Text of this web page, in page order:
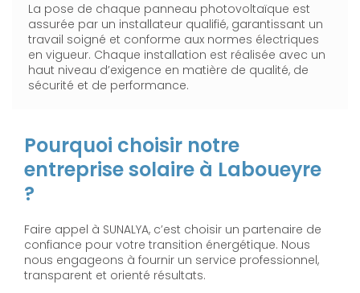
La pose de chaque panneau photovoltaïque est
assurée par un installateur qualifié, garantissant un
travail soigné et conforme aux normes électriques
en vigueur. Chaque installation est réalisée avec un
haut niveau d’exigence en matière de qualité, de
sécurité et de performance.
Pourquoi choisir notre
entreprise solaire à Laboueyre
?
Faire appel à SUNALYA, c’est choisir un partenaire de
confiance pour votre transition énergétique. Nous
nous engageons à fournir un service professionnel,
transparent et orienté résultats.